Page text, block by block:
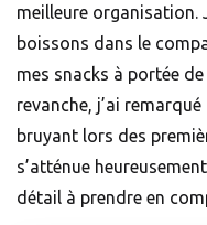
meilleure organisation.
boissons dans le
mes snacks à portée
revanche, j’ai
bruyant lors des
s’atténue
détail à prendre en